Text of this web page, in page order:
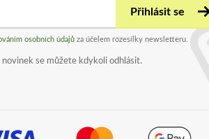
Přihlásit se
osobních údajů za účelem rozesílky newsletteru.
novinek se můžete kdykoli odhlásit.